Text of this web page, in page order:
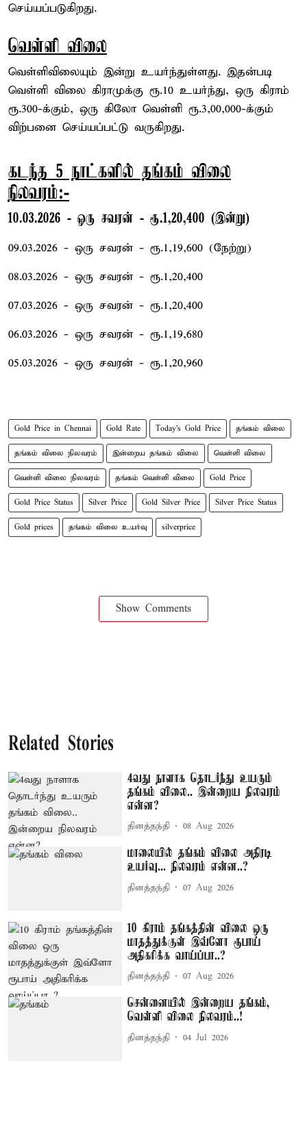
செய்யப்படுகிறது.
வெள்ளி விலை
வெள்ளிவிலையும் இன்று உயர்ந்துள்ளது. இதன்படி
வெள்ளி விலை கிராமுக்கு ரூ.10 உயர்ந்து, ஒரு கிராம்
ரூ.300-க்கும், ஒரு கிலோ வெள்ளி ரூ.3,00,000-க்கும்
விற்பனை செய்யப்பட்டு வருகிறது.
கடந்த 5 நாட்களில் தங்கம் விலை
நிலவரம்:-
10.03.2026 - ஒரு சவரன் - ரூ.1,20,400 (இன்று)
09.03.2026 - ஒரு சவரன் - ரூ.1,19,600 (நேற்று)
08.03.2026 - ஒரு சவரன் - ரூ.1,20,400
07.03.2026 - ஒரு சவரன் - ரூ.1,20,400
06.03.2026 - ஒரு சவரன் - ரூ.1,19,680
05.03.2026 - ஒரு சவரன் - ரூ.1,20,960
Gold Price in Chennai Gold Rate Today's Gold Price தங்கம் விலை
தங்கம் விலை நிலவரம் இன்றைய தங்கம் விலை வெள்ளி விலை
வெள்ளி விலை நிலவரம் தங்கம் வெள்ளி விலை Gold Price
Gold Price Status Silver Price Gold Silver Price Silver Price Status
Gold prices தங்கம் விலை உயர்வு silverprice
Show Comments
Related Stories
4வது நாளாக தொடர்ந்து உயரும்
தங்கம் விலை.. இன்றைய நிலவரம்
என்ன?
தினத்தந்தி 08 Aug 2026
மாலையில் தங்கம் விலை அதிரடி
உயர்வு... நிலவரம் என்ன..?
தினத்தந்தி 07 Aug 2026
10 கிராம் தங்கத்தின் விலை ஒரு
மாதத்துக்குள் இவ்ளோ ரூபாய்
அதிகரிக்க வாய்ப்பா..?
தினத்தந்தி 07 Aug 2026
சென்னையில் இன்றைய தங்கம்,
வெள்ளி விலை நிலவரம்..!
தினத்தந்தி 04 Jul 2026